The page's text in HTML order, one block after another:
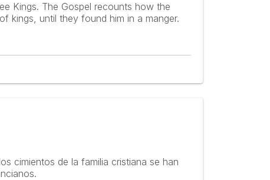
Kings. The Gospel recounts how the
kings, until they found him in a manger.
cimientos de la familia cristiana se han